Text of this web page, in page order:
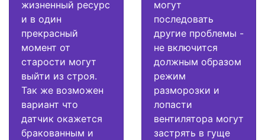
жизненный ресурс
и в один
прекрасный
момент от
старости могут
выйти из строя.
Так же возможен
вариант что
датчик окажется
бракованным и
могут
последовать
другие проблемы -
не включится
должным образом
режим
разморозки и
лопасти
вентилятора могут
застрять в гуще